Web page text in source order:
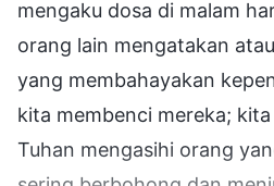
mengaku dosa di malam
orang lain mengatakan
yang membahayakan
kita membenci mereka;
Tuhan mengasihi orang